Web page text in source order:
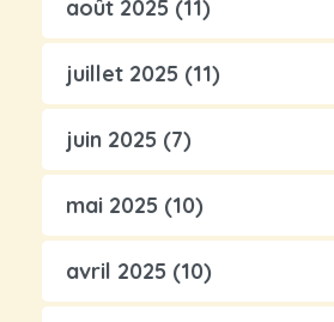
août 2025 (11)
juillet 2025 (11)
juin 2025 (7)
mai 2025 (10)
avril 2025 (10)